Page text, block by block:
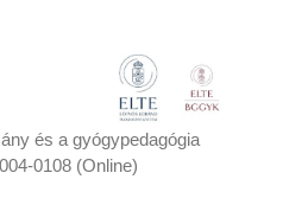
és a gyógypedagógia
0108 (Online)